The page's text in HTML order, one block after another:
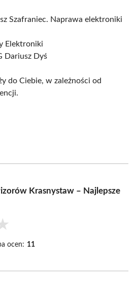
Szafraniec. Naprawa elektroniki
Elektroniki
Dariusz Dyś
do Ciebie, w zależności od
Krasnystaw – Najlepsze
ocen: 11